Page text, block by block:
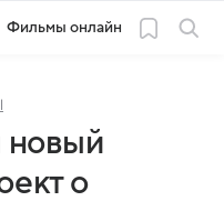
Фильмы онлайн
новый
о